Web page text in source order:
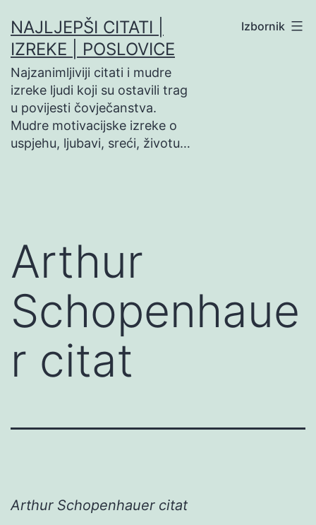
na
sadržaj
NAJLJEPŠI CITATI |
IZREKE | POSLOVICE
Najzanimljiviji citati i mudre
izreke ljudi koji su ostavili trag
u povijesti čovječanstva.
Mudre motivacijske izreke o
uspjehu, ljubavi, sreći, životu…
Izbornik
Arthur
Schopenhaue
r citat
Arthur Schopenhauer citat